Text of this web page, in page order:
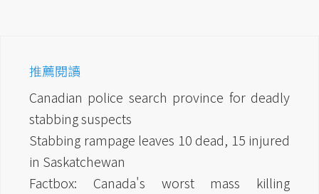
推薦閱讀
Canadian police search province for deadly
stabbing suspects
Stabbing rampage leaves 10 dead, 15 injured
in Saskatchewan
Factbox: Canada's worst mass killing